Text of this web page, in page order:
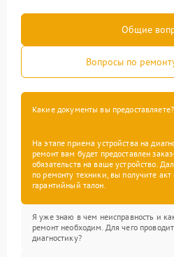
Общие
Вопросы по
Какие документы вы предоставляете?
На этапе приема устройства на
ремонт вам будет предоставлен
обязательств на ваше устройство.
по ремонту техники, вы получите
гарантийный талон.
Я уже знаю в чем неисправность и
ремонт необходим. Для чего
диагностику?